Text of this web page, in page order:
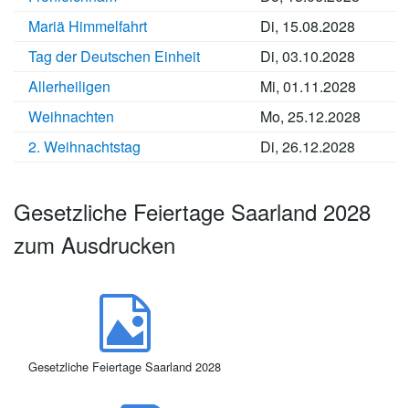
Mariä Himmelfahrt
Di, 15.08.2028
Tag der Deutschen Einheit
Di, 03.10.2028
Allerheiligen
Mi, 01.11.2028
Weihnachten
Mo, 25.12.2028
2. Weihnachtstag
Di, 26.12.2028
Gesetzliche Feiertage Saarland 2028
zum Ausdrucken
Gesetzliche Feiertage Saarland 2028